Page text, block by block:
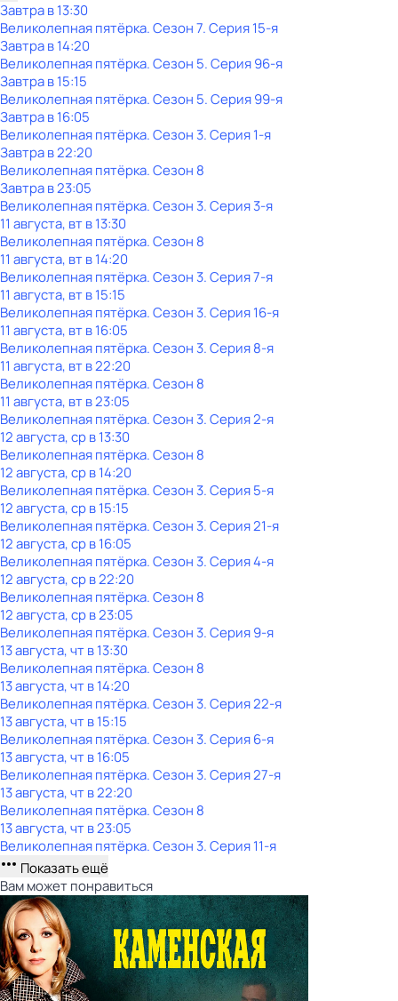
Завтра в 13:30
Великолепная пятёрка. Сезон 7. Серия 15-я
Завтра в 14:20
Великолепная пятёрка. Сезон 5. Серия 96-я
Завтра в 15:15
Великолепная пятёрка. Сезон 5. Серия 99-я
Завтра в 16:05
Великолепная пятёрка. Сезон 3. Серия 1-я
Завтра в 22:20
Великолепная пятёрка. Сезон 8
Завтра в 23:05
Великолепная пятёрка. Сезон 3. Серия 3-я
11 августа, вт в 13:30
Великолепная пятёрка. Сезон 8
11 августа, вт в 14:20
Великолепная пятёрка. Сезон 3. Серия 7-я
11 августа, вт в 15:15
Великолепная пятёрка. Сезон 3. Серия 16-я
11 августа, вт в 16:05
Великолепная пятёрка. Сезон 3. Серия 8-я
11 августа, вт в 22:20
Великолепная пятёрка. Сезон 8
11 августа, вт в 23:05
Великолепная пятёрка. Сезон 3. Серия 2-я
12 августа, ср в 13:30
Великолепная пятёрка. Сезон 8
12 августа, ср в 14:20
Великолепная пятёрка. Сезон 3. Серия 5-я
12 августа, ср в 15:15
Великолепная пятёрка. Сезон 3. Серия 21-я
12 августа, ср в 16:05
Великолепная пятёрка. Сезон 3. Серия 4-я
12 августа, ср в 22:20
Великолепная пятёрка. Сезон 8
12 августа, ср в 23:05
Великолепная пятёрка. Сезон 3. Серия 9-я
13 августа, чт в 13:30
Великолепная пятёрка. Сезон 8
13 августа, чт в 14:20
Великолепная пятёрка. Сезон 3. Серия 22-я
13 августа, чт в 15:15
Великолепная пятёрка. Сезон 3. Серия 6-я
13 августа, чт в 16:05
Великолепная пятёрка. Сезон 3. Серия 27-я
13 августа, чт в 22:20
Великолепная пятёрка. Сезон 8
13 августа, чт в 23:05
Великолепная пятёрка. Сезон 3. Серия 11-я
Показать ещё
Вам может понравиться